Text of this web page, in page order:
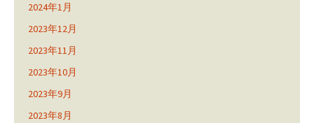
2024年1月
2023年12月
2023年11月
2023年10月
2023年9月
2023年8月